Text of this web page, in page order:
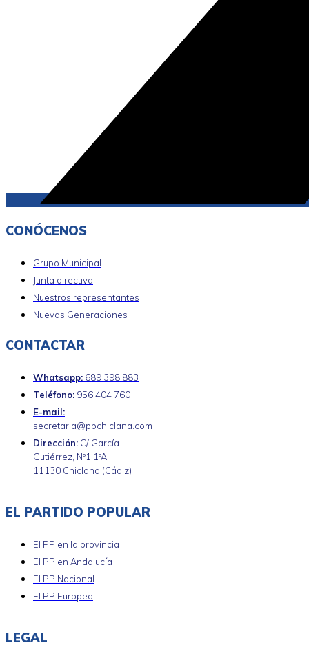
CONÓCENOS
Grupo Municipal
Junta directiva
Nuestros representantes
Nuevas Generaciones
CONTACTAR
Whatsapp: 689 398 883
Teléfono: 956 404 760
E-mail:
secretaria@ppchiclana.com
Dirección: C/ García
Gutiérrez, Nº1 1ºA
11130 Chiclana (Cádiz)
EL PARTIDO POPULAR
El PP en la provincia
El PP en Andalucía
El PP Nacional
El PP Europeo
LEGAL